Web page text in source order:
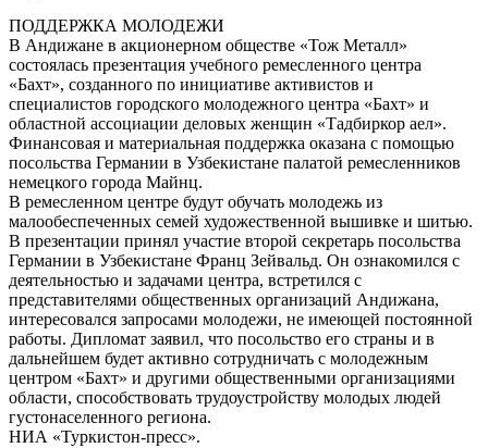
ПОДДЕРЖКА МОЛОДЕЖИ
В Андижане в акционерном обществе «Тож Металл»
состоялась презентация учебного ремесленного центра
«Бахт», созданного по инициативе активистов и
специалистов городского молодежного центра «Бахт» и
областной ассоциации деловых женщин «Тадбиркор аел».
Финансовая и материальная поддержка оказана с помощью
посольства Германии в Узбекистане палатой ремесленников
немецкого города Майнц.
В ремесленном центре будут обучать молодежь из
малообеспеченных семей художественной вышивке и шитью.
В презентации принял участие второй секретарь посольства
Германии в Узбекистане Франц Зейвальд. Он ознакомился с
деятельностью и задачами центра, встретился с
представителями общественных организаций Андижана,
интересовался запросами молодежи, не имеющей постоянной
работы. Дипломат заявил, что посольство его страны и в
дальнейшем будет активно сотрудничать с молодежным
центром «Бахт» и другими общественными организациями
области, способствовать трудоустройству молодых людей
густонаселенного региона.
НИА «Туркистон-пресс».